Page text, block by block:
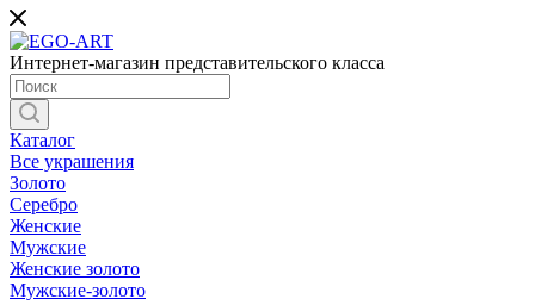
Интернет-магазин представительского класса
Каталог
Все украшения
Золото
Серебро
Женские
Мужские
Женские золото
Мужские-золото